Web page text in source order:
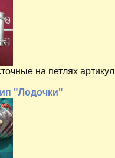
на петлях
"Лодочки"